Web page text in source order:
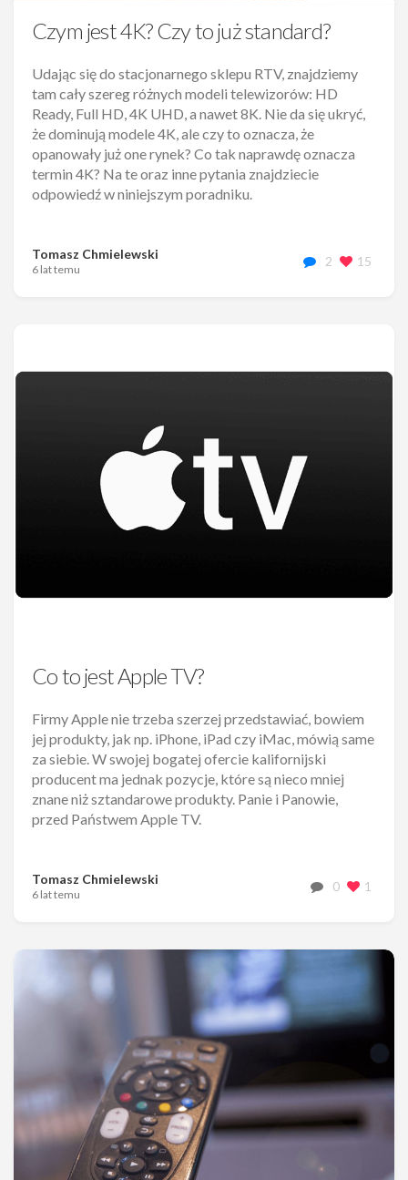
Czym jest 4K? Czy to już standard?
Udając się do stacjonarnego sklepu RTV, znajdziemy
tam cały szereg różnych modeli telewizorów: HD
Ready, Full HD, 4K UHD, a nawet 8K. Nie da się ukryć,
że dominują modele 4K, ale czy to oznacza, że
opanowały już one rynek? Co tak naprawdę oznacza
termin 4K? Na te oraz inne pytania znajdziecie
odpowiedź w niniejszym poradniku.
Tomasz Chmielewski
6 lat temu
2 15
Co to jest Apple TV?
Firmy Apple nie trzeba szerzej przedstawiać, bowiem
jej produkty, jak np. iPhone, iPad czy iMac, mówią same
za siebie. W swojej bogatej ofercie kalifornijski
producent ma jednak pozycje, które są nieco mniej
znane niż sztandarowe produkty. Panie i Panowie,
przed Państwem Apple TV.
Tomasz Chmielewski
6 lat temu
0 1